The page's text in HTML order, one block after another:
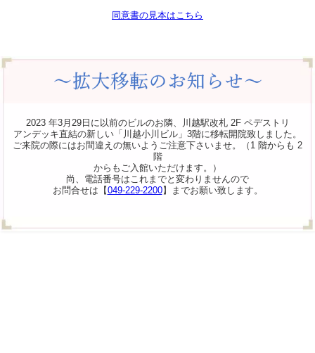
同意書の見本はこちら
2023 年3月29日に以前のビルのお隣、川越駅改札 2F ペデストリ
アンデッキ直結の新しい「川越小川ビル」3階に移転開院致しました。
ご来院の際にはお間違えの無いようご注意下さいませ。（1 階からも 2
階
からもご入館いただけます。）
尚、電話番号はこれまでと変わりませんので
お問合せは【049-229-2200】までお願い致します。